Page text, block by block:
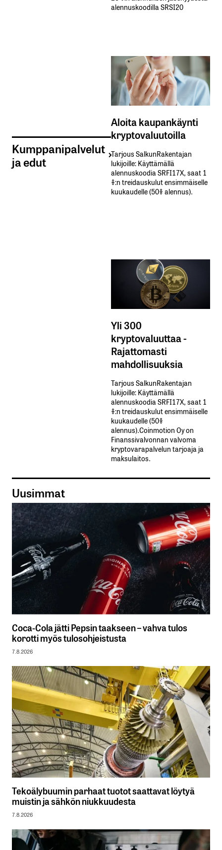
Kumppanipalvelut
ja edut
alennuskoodilla SRSI20
Aloita kaupankäynti
kryptovaluutoilla
Tarjous SalkunRakentajan
lukijoille: Käyttämällä​ ​
alennuskoodia​ ​SRFI17X,​ ​saat​ ​1
%:n treidauskulut​ ​ensimmäiselle​ ​
kuukaudelle​ ​(50%​ ​alennus).
Yli 300
kryptovaluuttaa -
Rajattomasti
mahdollisuuksia
Tarjous SalkunRakentajan
lukijoille: Käyttämällä​ ​
alennuskoodia​ ​SRFI17X,​ ​saat​ ​1
%:n treidauskulut​ ​ensimmäiselle​ ​
kuukaudelle​ ​(50%​ ​
alennus).Coinmotion Oy on
Finanssivalvonnan valvoma
kryptovarapalvelun tarjoaja ja
maksulaitos.
Uusimmat
Coca-Cola jätti Pepsin taakseen – vahva tulos
korotti myös tulosohjeistusta
7.8.2026
Tekoälybuumin parhaat tuotot saattavat löytyä
muistin ja sähkön niukkuudesta
7.8.2026